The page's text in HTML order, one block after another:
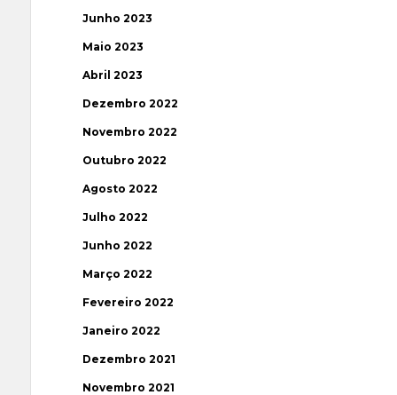
Junho 2023
Maio 2023
Abril 2023
Dezembro 2022
Novembro 2022
Outubro 2022
Agosto 2022
Julho 2022
Junho 2022
Março 2022
Fevereiro 2022
Janeiro 2022
Dezembro 2021
Novembro 2021